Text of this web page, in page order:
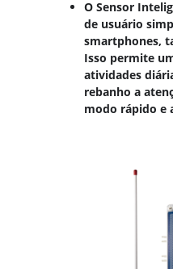
O Sensor
de usuário
smartphones,
Isso permite
atividades
rebanho a
modo rápido e